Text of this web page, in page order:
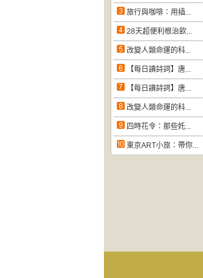
旅行與咖啡：用插...
28天超便利根治飲...
改變人類命運的科...
【每日讀詩詞】唐...
【每日讀詩詞】唐...
改變人類命運的科...
四時花令：那些奼...
東京ART小旅：帶你...